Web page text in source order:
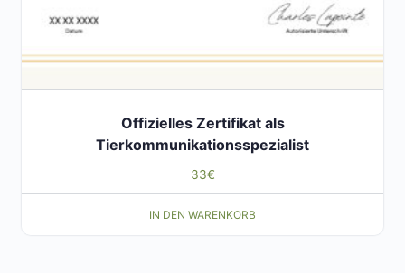
Offizielles Zertifikat als
Tierkommunikationsspezialist
33€
IN DEN WARENKORB